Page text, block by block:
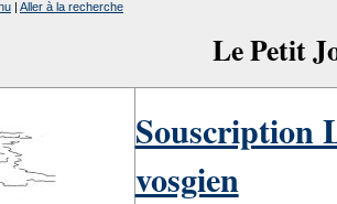
Le Petit
| Aller à la recherche
Souscription
vosgien